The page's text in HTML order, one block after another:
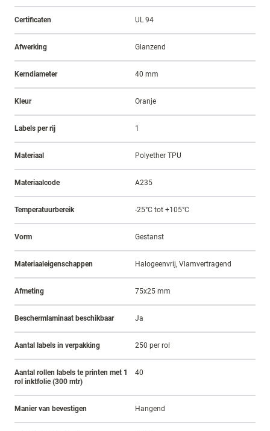
Certificaten UL 94
Afwerking Glanzend
Kerndiameter 40 mm
Kleur Oranje
Labels per rij 1
Materiaal Polyether TPU
Materiaalcode A235
Temperatuurbereik -25°C tot +105°C
Vorm Gestanst
Materiaaleigenschappen Halogeenvrij, Vlamvertragend
Afmeting 75x25 mm
Beschermlaminaat beschikbaar Ja
Aantal labels in verpakking 250 per rol
Aantal rollen labels te printen met 1
rol inktfolie (300 mtr)
40
Manier van bevestigen Hangend